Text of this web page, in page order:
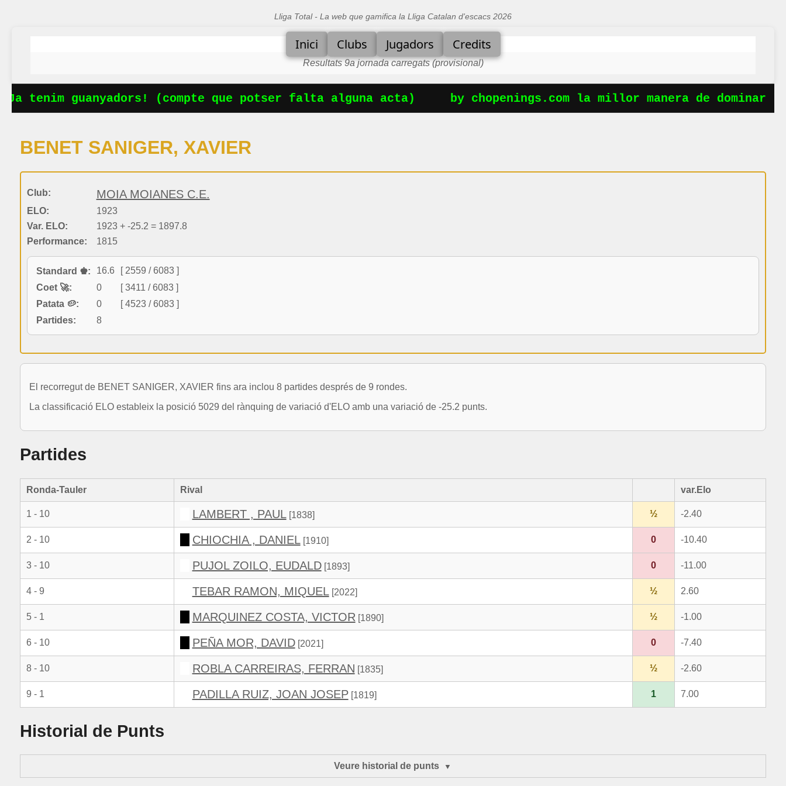
Lliga Total - La web que gamifica la Lliga Catalan d'escacs 2026
Inici Clubs Jugadors Credits
Resultats 9a jornada carregats (provisional)
tenim guanyadors! (compte que potser falta alguna acta) by chopenings.com la millor manera de dominar
BENET SANIGER, XAVIER
Club: MOIA MOIANES C.E.
ELO:
1923
Var. ELO:
1923 + -25.2 = 1897.8
Performance:
1815
Standard ♚: 16.6
[ 2559 / 6083 ]
Coet 🚀:
0
[ 3411 / 6083 ]
Patata 🥔:
0
[ 4523 / 6083 ]
Partides:
8
El recorregut de BENET SANIGER, XAVIER fins ara inclou 8 partides després de 9 rondes.
La classificació ELO estableix la posició 5029 del rànquing de variació d'ELO amb una variació de -25.2 punts.
Partides
Ronda-Tauler Rival var.Elo
1 - 10 LAMBERT , PAUL[1838] ½ -2.40
2 - 10 CHIOCHIA , DANIEL[1910] 0 -10.40
3 - 10 PUJOL ZOILO, EUDALD[1893] 0 -11.00
4 - 9 TEBAR RAMON, MIQUEL[2022] ½ 2.60
5 - 1 MARQUINEZ COSTA, VICTOR [1890] ½ -1.00
6 - 10 PEÑA MOR, DAVID[2021] 0 -7.40
8 - 10 ROBLA CARREIRAS, FERRAN [1835] ½ -2.60
9 - 1 PADILLA RUIZ, JOAN JOSEP[1819] 1 7.00
Historial de Punts
Veure historial de punts